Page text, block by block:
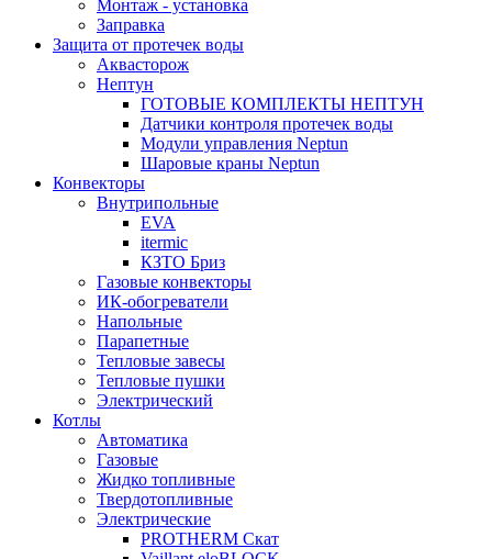
Монтаж - установка
Заправка
Защита от протечек воды
Аквасторож
Нептун
ГОТОВЫЕ КОМПЛЕКТЫ НЕПТУН
Датчики контроля протечек воды
Модули управления Neptun
Шаровые краны Neptun
Конвекторы
Внутрипольные
EVA
itermic
КЗТО Бриз
Газовые конвекторы
ИК-обогреватели
Напольные
Парапетные
Тепловые завесы
Тепловые пушки
Электрический
Котлы
Автоматика
Газовые
Жидко топливные
Твердотопливные
Электрические
PROTHERM Скат